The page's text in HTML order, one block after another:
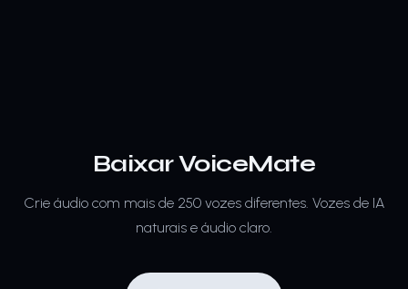
Baixar VoiceMate
Crie áudio com mais de 250 vozes diferentes. Vozes de IA
naturais e áudio claro.